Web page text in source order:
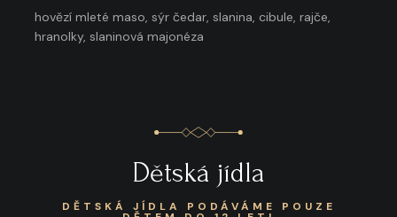
hovězí mleté maso, sýr čedar, slanina, cibule, rajče,
hranolky, slaninová majonéza
Dětská jídla
DĚTSKÁ JÍDLA PODÁVÁME POUZE